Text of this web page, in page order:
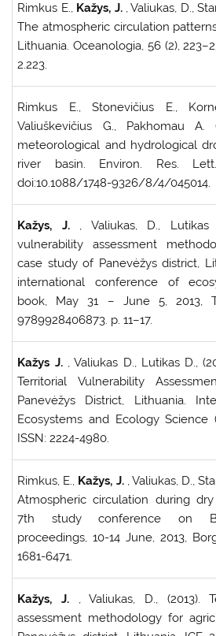
Rimkus E., Kažys, J. , Valiukas, D.,
The atmospheric circulation
Lithuania. Oceanologia, 56 (2),
2.223.
Rimkus E., Stonevičius E.,
Valiuškevičius G., Pakhomau A.
meteorological and hydrological
river basin. Environ. Res.
doi:10.1088/1748-9326/8/4/045014.
Kažys, J. , Valiukas, D., Lutikas
vulnerability assessment
case study of Panevėžys district,
international conference of
book, May 31 – June 5, 2013,
9789928406873. p. 11–17.
Kažys J. , Valiukas D., Lutikas D.,
Territorial Vulnerability
Panevėžys District, Lithuania.
Ecosystems and Ecology Science
ISSN: 2224-4980.
Rimkus, E., Kažys, J. , Valiukas, D.,
Atmospheric circulation during
7th study conference on
proceedings, 10-14 June, 2013,
1681-6471.
Kažys, J. , Valiukas, D., (2013).
assessment methodology for